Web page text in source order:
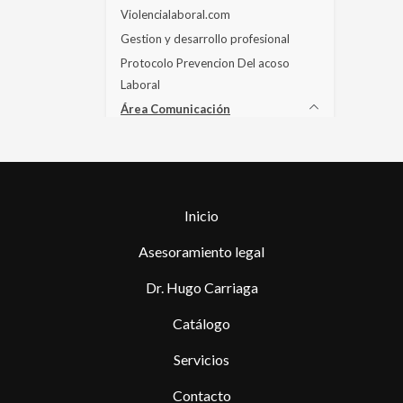
Violencialaboral.com
Gestion y desarrollo profesional
Protocolo Prevencion Del acoso
Laboral
Área Comunicación
Inicio
Asesoramiento legal
Dr. Hugo Carriaga
Catálogo
Servicios
Contacto